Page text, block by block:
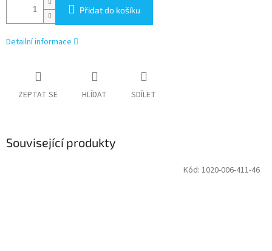
Přidat do košíku
Detailní informace
ZEPTAT SE HLÍDAT SDÍLET
Související produkty
Kód: 1020-006-411-46